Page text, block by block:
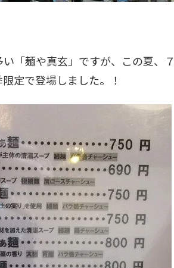
「麺や真玄」ですが、この夏、
定で登場しました。！